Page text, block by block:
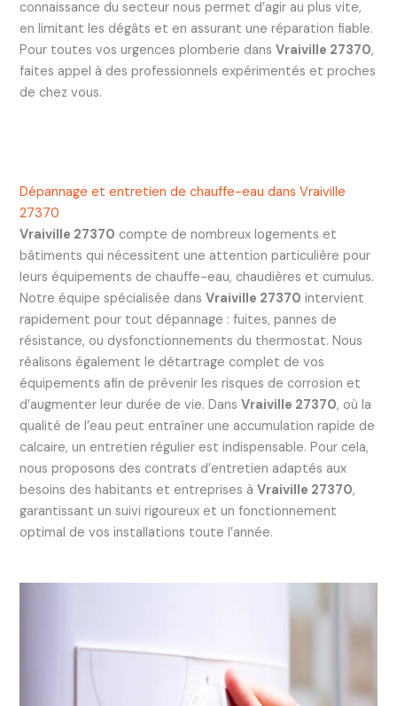
connaissance du secteur nous permet d’agir au plus vite,
en limitant les dégâts et en assurant une réparation fiable.
Pour toutes vos urgences plomberie dans Vraiville 27370,
faites appel à des professionnels expérimentés et proches
de chez vous.
Dépannage et entretien de chauffe-eau dans Vraiville
27370
Vraiville 27370 compte de nombreux logements et
bâtiments qui nécessitent une attention particulière pour
leurs équipements de chauffe-eau, chaudières et cumulus.
Notre équipe spécialisée dans Vraiville 27370 intervient
rapidement pour tout dépannage : fuites, pannes de
résistance, ou dysfonctionnements du thermostat. Nous
réalisons également le détartrage complet de vos
équipements afin de prévenir les risques de corrosion et
d’augmenter leur durée de vie. Dans Vraiville 27370, où la
qualité de l’eau peut entraîner une accumulation rapide de
calcaire, un entretien régulier est indispensable. Pour cela,
nous proposons des contrats d’entretien adaptés aux
besoins des habitants et entreprises à Vraiville 27370,
garantissant un suivi rigoureux et un fonctionnement
optimal de vos installations toute l’année.